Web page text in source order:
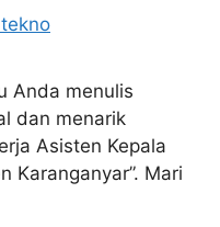
tekno
Anda menulis
dan menarik
Asisten Kepala
Karanganyar”. Mari